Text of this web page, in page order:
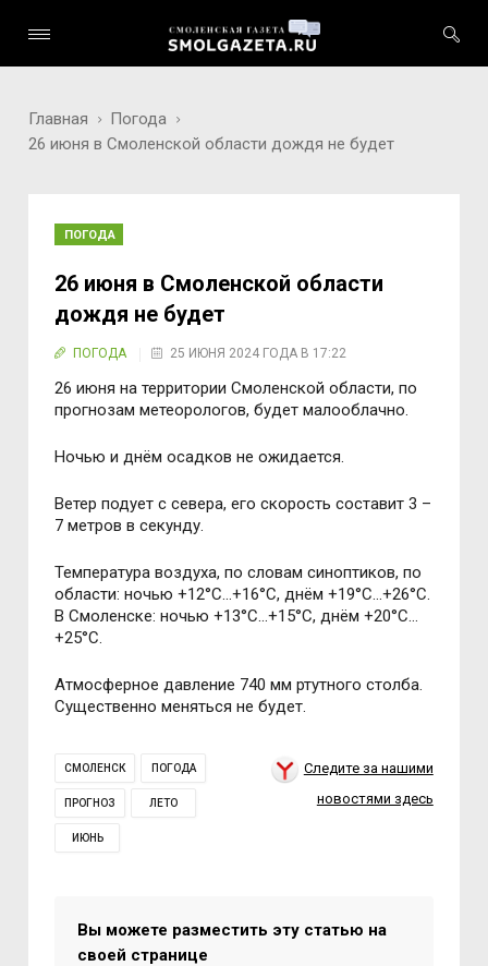
Главная
Погода
26 июня в Смоленской области дождя не будет
ПОГОДА
26 июня в Смоленской области
дождя не будет
ПОГОДА 25 ИЮНЯ 2024 ГОДА В 17:22
26 июня на территории Смоленской области, по
прогнозам метеорологов, будет малооблачно.
Ночью и днём осадков не ожидается.
Ветер подует с севера, его скорость составит 3 –
7 метров в секунду.
Температура воздуха, по словам синоптиков, по
области: ночью +12°C…+16°C, днём +19°C…+26°C.
В Смоленске: ночью +13°C…+15°C, днём +20°C…
+25°C.
Атмосферное давление 740 мм ртутного столба.
Существенно меняться не будет.
СМОЛЕНСК ПОГОДА
ПРОГНОЗ ЛЕТО
ИЮНЬ
Следите за нашими
новостями здесь
Вы можете разместить эту статью на
своей странице